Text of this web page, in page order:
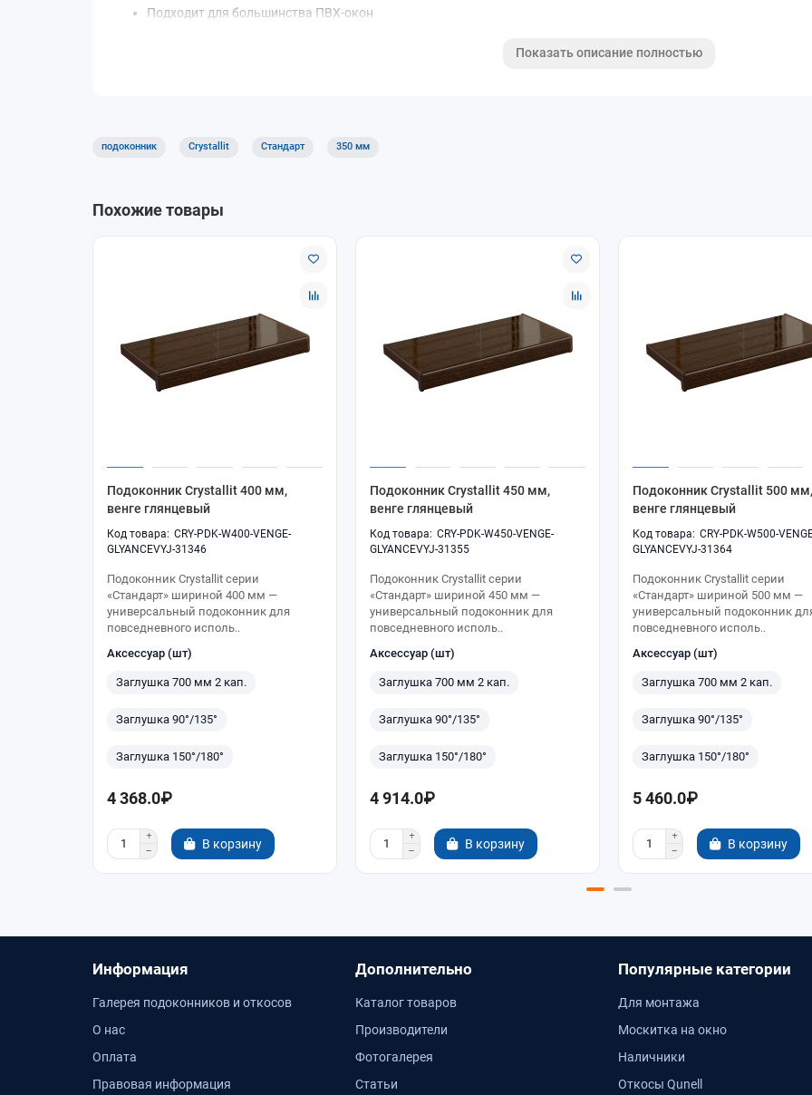
Подходит для большинства ПВХ-окон
Показать описание полностью
подоконник Crystallit Стандарт 350 мм
Похожие товары
Подоконник Crystallit 400 мм,
венге глянцевый
CRY-PDK-W400-VENGE-
GLYANCEVYJ-31346
Подоконник Crystallit серии
«Стандарт» шириной 400 мм —
универсальный подоконник для
повседневного исполь..
Аксессуар (шт)
Заглушка 700 мм 2 кап.
Заглушка 90°/135°
Заглушка 150°/180°
4 368.0₽
В корзину
Подоконник Crystallit 450 мм,
венге глянцевый
CRY-PDK-W450-VENGE-
GLYANCEVYJ-31355
Подоконник Crystallit серии
«Стандарт» шириной 450 мм —
универсальный подоконник для
повседневного исполь..
Аксессуар (шт)
Заглушка 700 мм 2 кап.
Заглушка 90°/135°
Заглушка 150°/180°
4 914.0₽
В корзину
Подоконник Crystallit 500 мм,
венге глянцевый
CRY-PDK-W500-
GLYANCEVYJ-31364
Подоконник Crystallit серии
«Стандарт» шириной 500 мм —
универсальный подоконник
повседневного исполь..
Аксессуар (шт)
Заглушка 700 мм 2 кап.
Заглушка 90°/135°
Заглушка 150°/180°
5 460.0₽
В корзину
Информация
Галерея подоконников и откосов
О нас
Оплата
Правовая информация
Дополнительно
Каталог товаров
Производители
Фотогалерея
Статьи
Популярные категории
Для монтажа
Москитка на окно
Наличники
Откосы Qunell